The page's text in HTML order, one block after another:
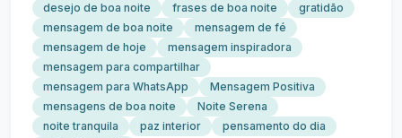
desejo de boa noite
frases de boa noite
gratidão
mensagem de boa noite
mensagem de fé
mensagem de hoje
mensagem inspiradora
mensagem para compartilhar
mensagem para WhatsApp
Mensagem Positiva
mensagens de boa noite
Noite Serena
noite tranquila
paz interior
pensamento do dia